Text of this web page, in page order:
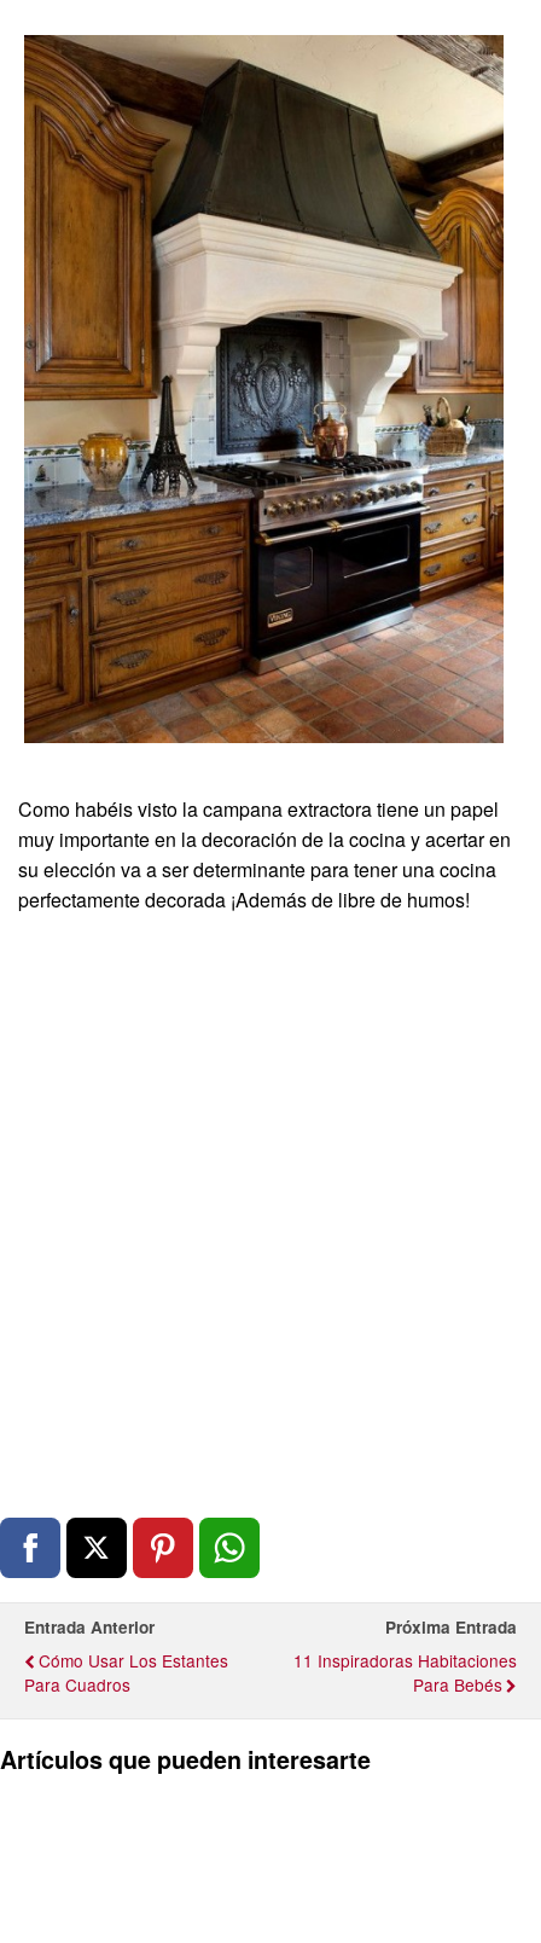
Como habéis visto la campana extractora tiene un papel
muy importante en la decoración de la cocina y acertar en
su elección va a ser determinante para tener una cocina
perfectamente decorada ¡Además de libre de humos!
Entrada Anterior
Cómo Usar Los Estantes
Para Cuadros
Próxima Entrada
11 Inspiradoras Habitaciones
Para Bebés
Artículos que pueden interesarte